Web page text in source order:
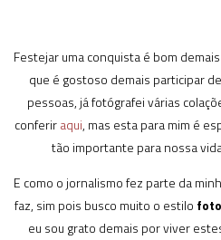
Festejar uma conquista é bom
que é gostoso demais participar
pessoas, já fotógrafei várias
conferiraqui, mas esta para mim é
tão importante para nossa
E como o jornalismo fez parte da
faz, sim pois busco muito o estilo
eu sou grato demais por viver